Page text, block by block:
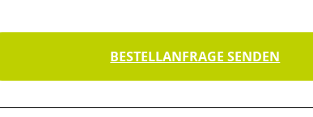
BESTELLANFRAGE SENDEN